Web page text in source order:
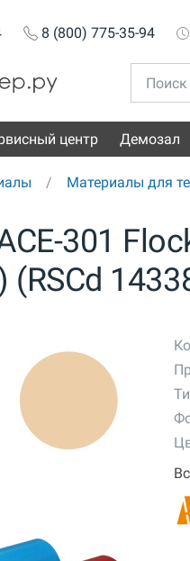
8 (800) 775-35-94
центр Демозал
Материалы для
301